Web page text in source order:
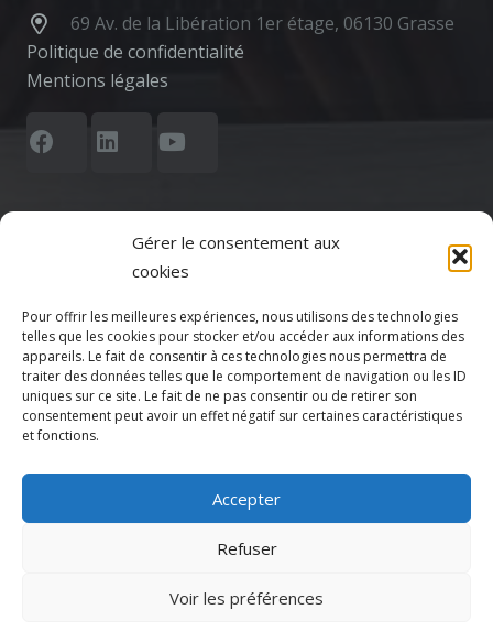
Gérer le consentement aux
cookies
Pour offrir les meilleures expériences, nous utilisons des technologies
telles que les cookies pour stocker et/ou accéder aux informations des
appareils. Le fait de consentir à ces technologies nous permettra de
traiter des données telles que le comportement de navigation ou les ID
uniques sur ce site. Le fait de ne pas consentir ou de retirer son
consentement peut avoir un effet négatif sur certaines caractéristiques
et fonctions.
Accepter
Refuser
Voir les préférences
69 Av. de la Libération 1er étage, 06130 Grasse
Politique de confidentialité
Mentions légales
Actualités
Agenda
Espace Adhérent